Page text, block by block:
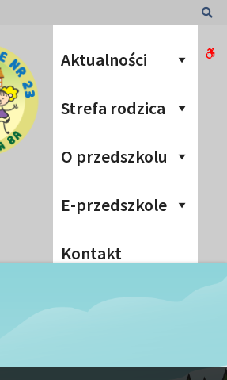
Aktualności
Strefa rodzica
O przedszkolu
E-przedszkole
Kontakt